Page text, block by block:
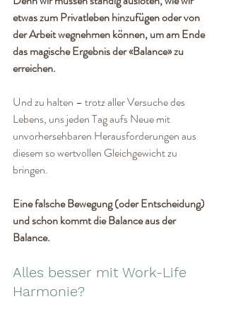
etwas zum Privatleben hinzufügen oder von
der Arbeit wegnehmen können, um am Ende
das magische Ergebnis der «Balance» zu
erreichen.
Und zu halten – trotz aller Versuche des
Lebens, uns jeden Tag aufs Neue mit
unvorhersehbaren Herausforderungen aus
diesem so wertvollen Gleichgewicht zu
bringen.
Eine falsche Bewegung (oder Entscheidung)
und schon kommt die Balance aus der
Balance.
Alles besser mit Work-Life
Harmonie?